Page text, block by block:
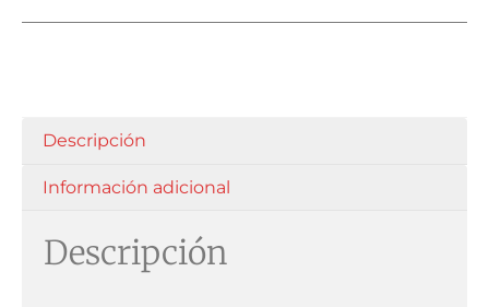
Descripción
Información adicional
Descripción